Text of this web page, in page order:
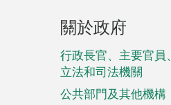
頁
腳
菜
單
關於政府
行政長官、主要官員、
立法和司法機關
公共部門及其他機構